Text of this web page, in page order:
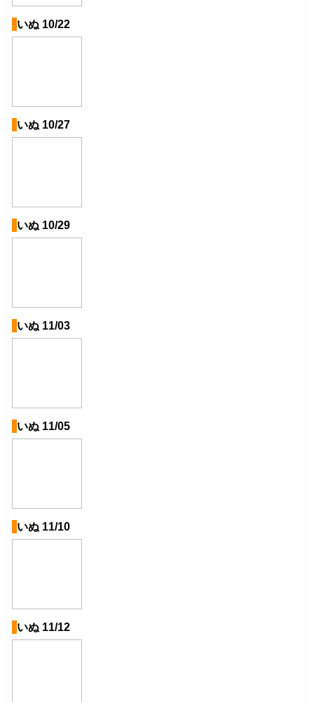
いぬ 10/22
いぬ 10/27
いぬ 10/29
いぬ 11/03
いぬ 11/05
いぬ 11/10
いぬ 11/12